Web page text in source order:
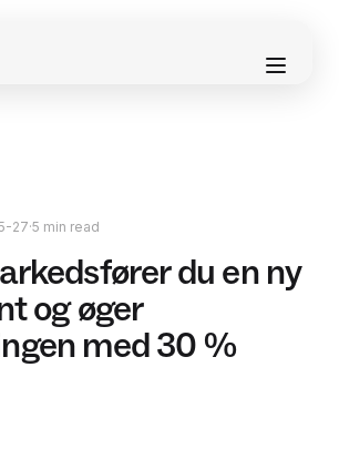
27·5 min read
du en ny
og øger
med 30 %